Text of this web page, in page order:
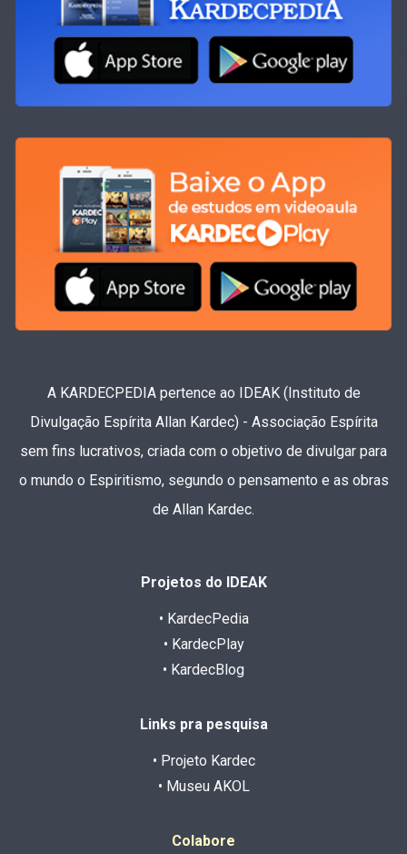
A KARDECPEDIA pertence ao IDEAK (Instituto de
Divulgação Espírita Allan Kardec) - Associação Espírita
sem fins lucrativos, criada com o objetivo de divulgar para
o mundo o Espiritismo, segundo o pensamento e as obras
de Allan Kardec.
Projetos do IDEAK
• KardecPedia
• KardecPlay
• KardecBlog
Links pra pesquisa
• Projeto Kardec
• Museu AKOL
Colabore